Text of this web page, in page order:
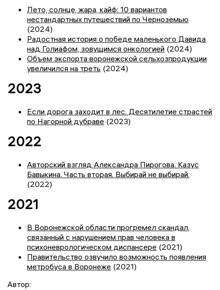
Лето, солнце, жара, кайф: 10 вариантов
нестандартных путешествий по Черноземью
(2024)
Радостная история о победе маленького Давида
над Голиафом, зовущимся онкологией (2024)
Объем экспорта воронежской сельхозпродукции
увеличился на треть (2024)
2023
Если дорога заходит в лес. Десятилетие страстей
по Нагорной дубраве (2023)
2022
Авторский взгляд Александра Пирогова. Казус
Бавыкина. Часть вторая. Выбирай не выбирай.
(2022)
2021
В Воронежской области прогремел скандал,
связанный с нарушением прав человека в
психоневрологическом диспансере (2021)
Правительство озвучило возможность появления
метробуса в Воронеже (2021)
Автор: